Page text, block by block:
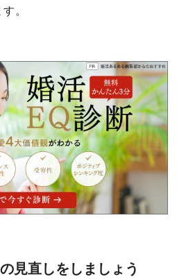
。
見直しをしましょう